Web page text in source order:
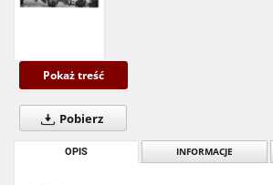
Pokaż treść
Pobierz
OPIS INFORMACJE